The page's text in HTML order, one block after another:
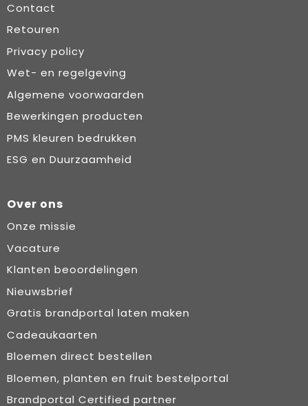
Contact
Retouren
Privacy policy
Wet- en regelgeving
Algemene voorwaarden
Bewerkingen producten
PMS kleuren bedrukken
ESG en Duurzaamheid
Over ons
Onze missie
Vacature
Klanten beoordelingen
Nieuwsbrief
Gratis brandportal laten maken
Cadeaukaarten
Bloemen direct bestellen
Bloemen, planten en fruit bestelportal
Brandportal Certified partner